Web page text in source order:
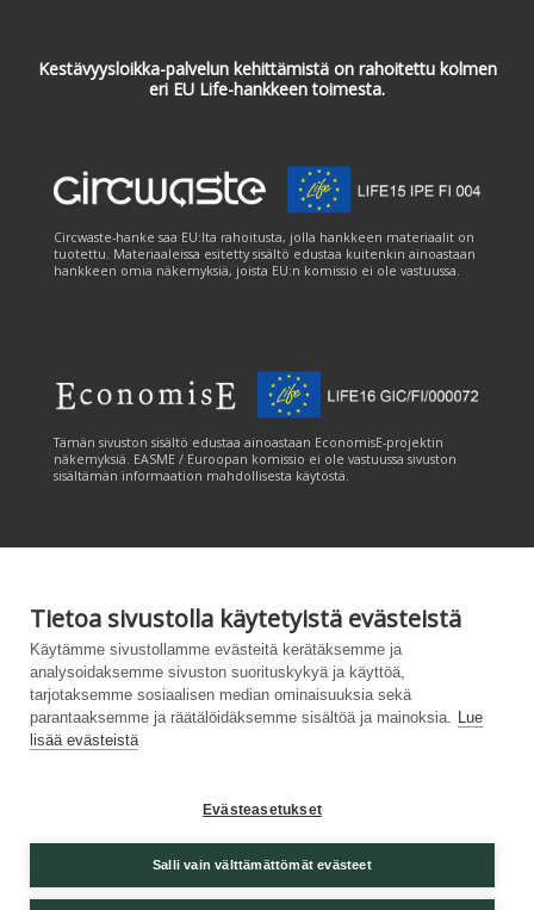
Tietoa sivustolla käytetyistä evästeistä
Käytämme sivustollamme evästeitä kerätäksemme ja
analysoidaksemme sivuston suorituskykyä ja käyttöä,
tarjotaksemme sosiaalisen median ominaisuuksia sekä
parantaaksemme ja räätälöidäksemme sisältöä ja mainoksia. Lue
lisää evästeistä
Evästeasetukset
Salli vain välttämättömät evästeet
Kestävyysloikka-palvelun kehittämistä on rahoitettu kolmen
eri EU Life-hankkeen toimesta.
Circwaste-hanke saa EU:lta rahoitusta, jolla hankkeen materiaalit on
tuotettu. Materiaaleissa esitetty sisältö edustaa kuitenkin ainoastaan
hankkeen omia näkemyksiä, joista EU:n komissio ei ole vastuussa.
Tämän sivuston sisältö edustaa ainoastaan EconomisE-projektin
näkemyksiä. EASME / Euroopan komissio ei ole vastuussa sivuston
sisältämän informaation mahdollisesta käytöstä.
Tämän sivuston tuottamiseen on saatu rahoitusta Euroopan unionin
LIFE-ohjelmasta. Tämän sivuston sisältö edustaa ainoastaan
CANEMURE-hankkeen näkemyksiä ja EASME/EU:n komissio ei ole
vastuussa sivuston sisältämän informaation mahdollisesta käytöstä.
palautetta (syke.fi)